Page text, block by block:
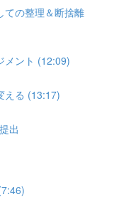
の整理＆断捨離
メント (12:09)
える (13:17)
出